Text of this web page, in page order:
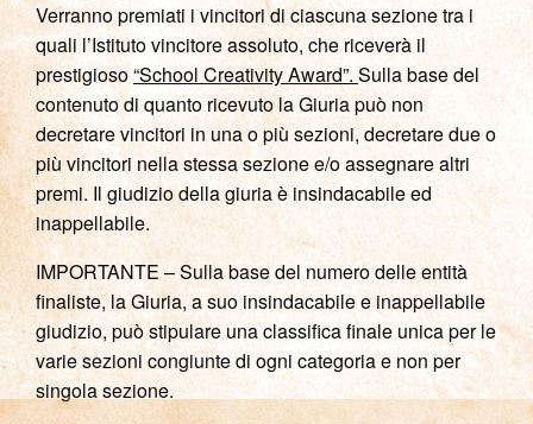
Verranno premiati i vincitori di ciascuna sezione tra i
quali l’Istituto vincitore assoluto, che riceverà il
prestigioso“School Creativity Award”.Sulla base del
contenuto di quanto ricevuto la Giuria può non
decretare vincitori in una o più sezioni, decretare due o
più vincitori nella stessa sezione e/o assegnare altri
premi. Il giudizio della giuria è insindacabile ed
inappellabile.
IMPORTANTE – Sulla base del numero delle entità
finaliste, la Giuria, a suo insindacabile e inappellabile
giudizio, può stipulare una classifica finale unica per le
varie sezioni congiunte di ogni categoria e non per
singola sezione.